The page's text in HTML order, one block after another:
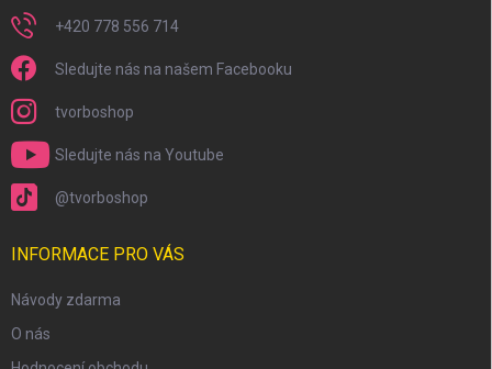
+420 778 556 714
Sledujte nás na našem Facebooku
tvorboshop
Sledujte nás na Youtube
@tvorboshop
INFORMACE PRO VÁS
Návody zdarma
O nás